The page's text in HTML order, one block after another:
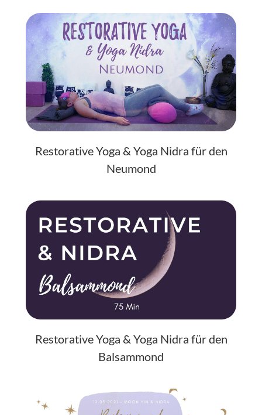
Restorative Yoga & Yoga Nidra für den
Neumond
Restorative Yoga & Yoga Nidra für den
Balsammond